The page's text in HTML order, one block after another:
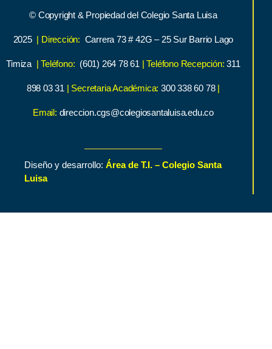
© Copyright & Propiedad del Colegio Santa Luisa
2025 | Dirección: Carrera 73 # 42G – 25 Sur Barrio Lago
Timiza | Teléfono: (601) 264 78 61 | Teléfono Recepción: 311
898 03 31 | Secretaria Académica:300 338 60 78 |
Email: direccion.cgs@colegiosantaluisa.edu.co
Diseño y desarrollo: Área de T.I. – Colegio Santa
Luisa